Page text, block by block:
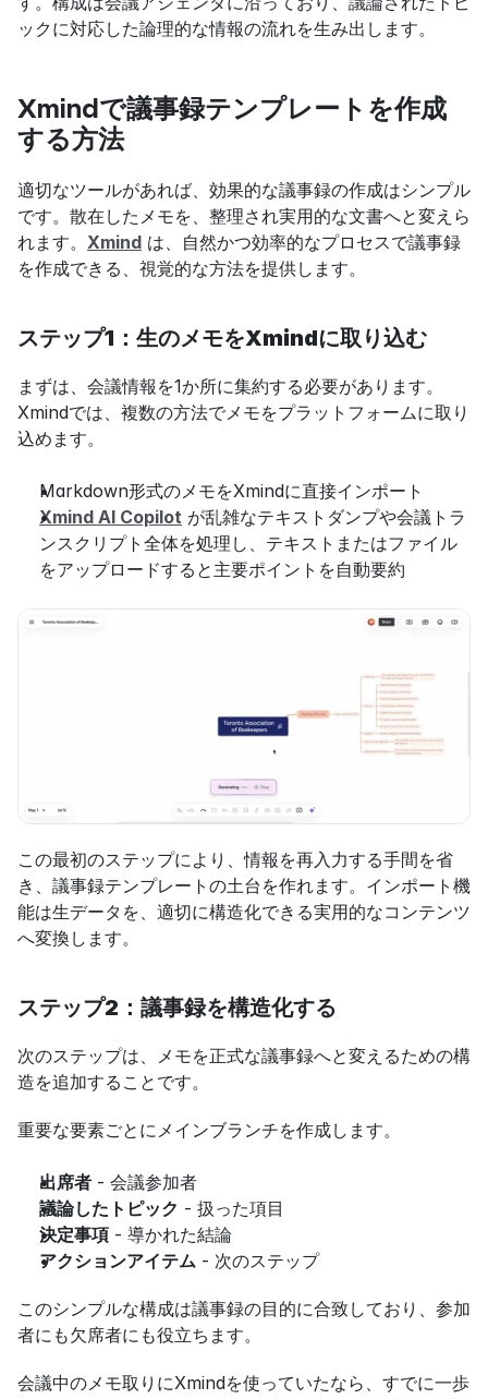
ックに対応した論理的な情報の流れを生み出します。
Xmindで議事録テンプレートを作成
する方法
適切なツールがあれば、効果的な議事録の作成はシンプル
です。散在したメモを、整理され実用的な文書へと変えら
れます。 Xmind は、自然かつ効率的なプロセスで議事録
を作成できる、視覚的な方法を提供します。
ステップ1：生のメモをXmindに取り込む
まずは、会議情報を1か所に集約する必要があります。
Xmindでは、複数の方法でメモをプラットフォームに取り
込めます。
Markdown形式のメモをXmindに直接インポート
Xmind AI Copilot が乱雑なテキストダンプや会議トラ
ンスクリプト全体を処理し、テキストまたはファイル
をアップロードすると主要ポイントを自動要約
この最初のステップにより、情報を再入力する手間を省
き、議事録テンプレートの土台を作れます。インポート機
能は生データを、適切に構造化できる実用的なコンテンツ
へ変換します。
ステップ2：議事録を構造化する
次のステップは、メモを正式な議事録へと変えるための構
造を追加することです。
重要な要素ごとにメインブランチを作成します。
出席者 - 会議参加者
議論したトピック - 扱った項目
決定事項 - 導かれた結論
アクションアイテム - 次のステップ
このシンプルな構成は議事録の目的に合致しており、参加
者にも欠席者にも役立ちます。
会議中のメモ取りにXmindを使っていたなら、すでに一歩